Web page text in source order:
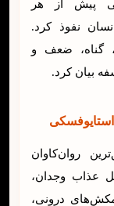
پیش از هر
نفوذ کرد.
گناه، ضعف و
بیان کرد.
روان‌کاوان
عذاب وجدان،
درونی،